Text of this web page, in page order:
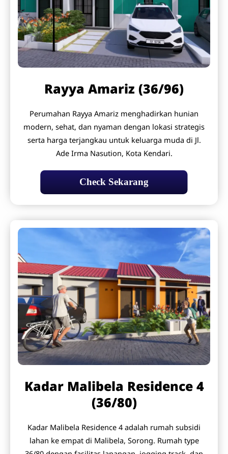
Rayya Amariz (36/96)
Perumahan Rayya Amariz menghadirkan hunian
modern, sehat, dan nyaman dengan lokasi strategis
serta harga terjangkau untuk keluarga muda di Jl.
Ade Irma Nasution, Kota Kendari.
Kadar Malibela Residence 4
(36/80)
Kadar Malibela Residence 4 adalah rumah subsidi
lahan ke empat di Malibela, Sorong. Rumah type